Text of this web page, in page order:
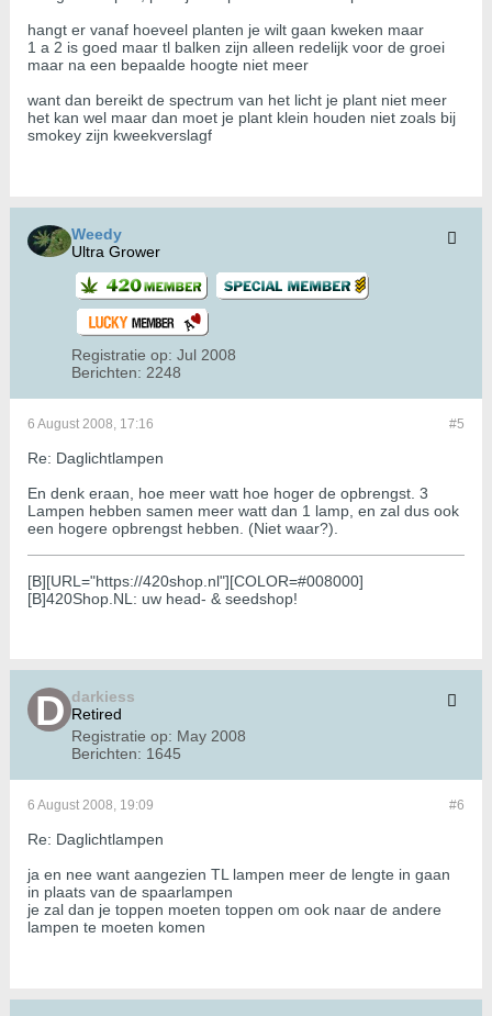
hangt er vanaf hoeveel planten je wilt gaan kweken maar
1 a 2 is goed maar tl balken zijn alleen redelijk voor de groei
maar na een bepaalde hoogte niet meer
want dan bereikt de spectrum van het licht je plant niet meer
het kan wel maar dan moet je plant klein houden niet zoals bij
smokey zijn kweekverslagf
Weedy
Ultra Grower
Registratie op: Jul 2008
Berichten: 2248
#5
6 August 2008, 17:16
Re: Daglichtlampen
En denk eraan, hoe meer watt hoe hoger de opbrengst. 3
Lampen hebben samen meer watt dan 1 lamp, en zal dus ook
een hogere opbrengst hebben. (Niet waar?).
[B][URL="https://420shop.nl"][COLOR=#008000]
[B]420Shop.NL: uw head- & seedshop!
darkiess
Retired
Registratie op: May 2008
Berichten: 1645
#6
6 August 2008, 19:09
Re: Daglichtlampen
ja en nee want aangezien TL lampen meer de lengte in gaan
in plaats van de spaarlampen
je zal dan je toppen moeten toppen om ook naar de andere
lampen te moeten komen